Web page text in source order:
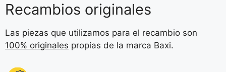
Recambios originales
Las piezas que utilizamos para el recambio son
100% originales propias de la marca Baxi.